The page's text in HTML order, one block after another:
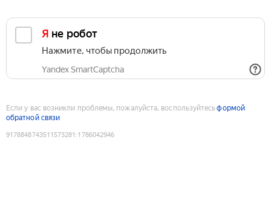
Я не робот
Нажмите, чтобы продолжить
Yandex SmartCaptcha
Если у вас возникли проблемы, пожалуйста, воспользуйтесьформой
обратной связи
9178848743511573281 :1786042946